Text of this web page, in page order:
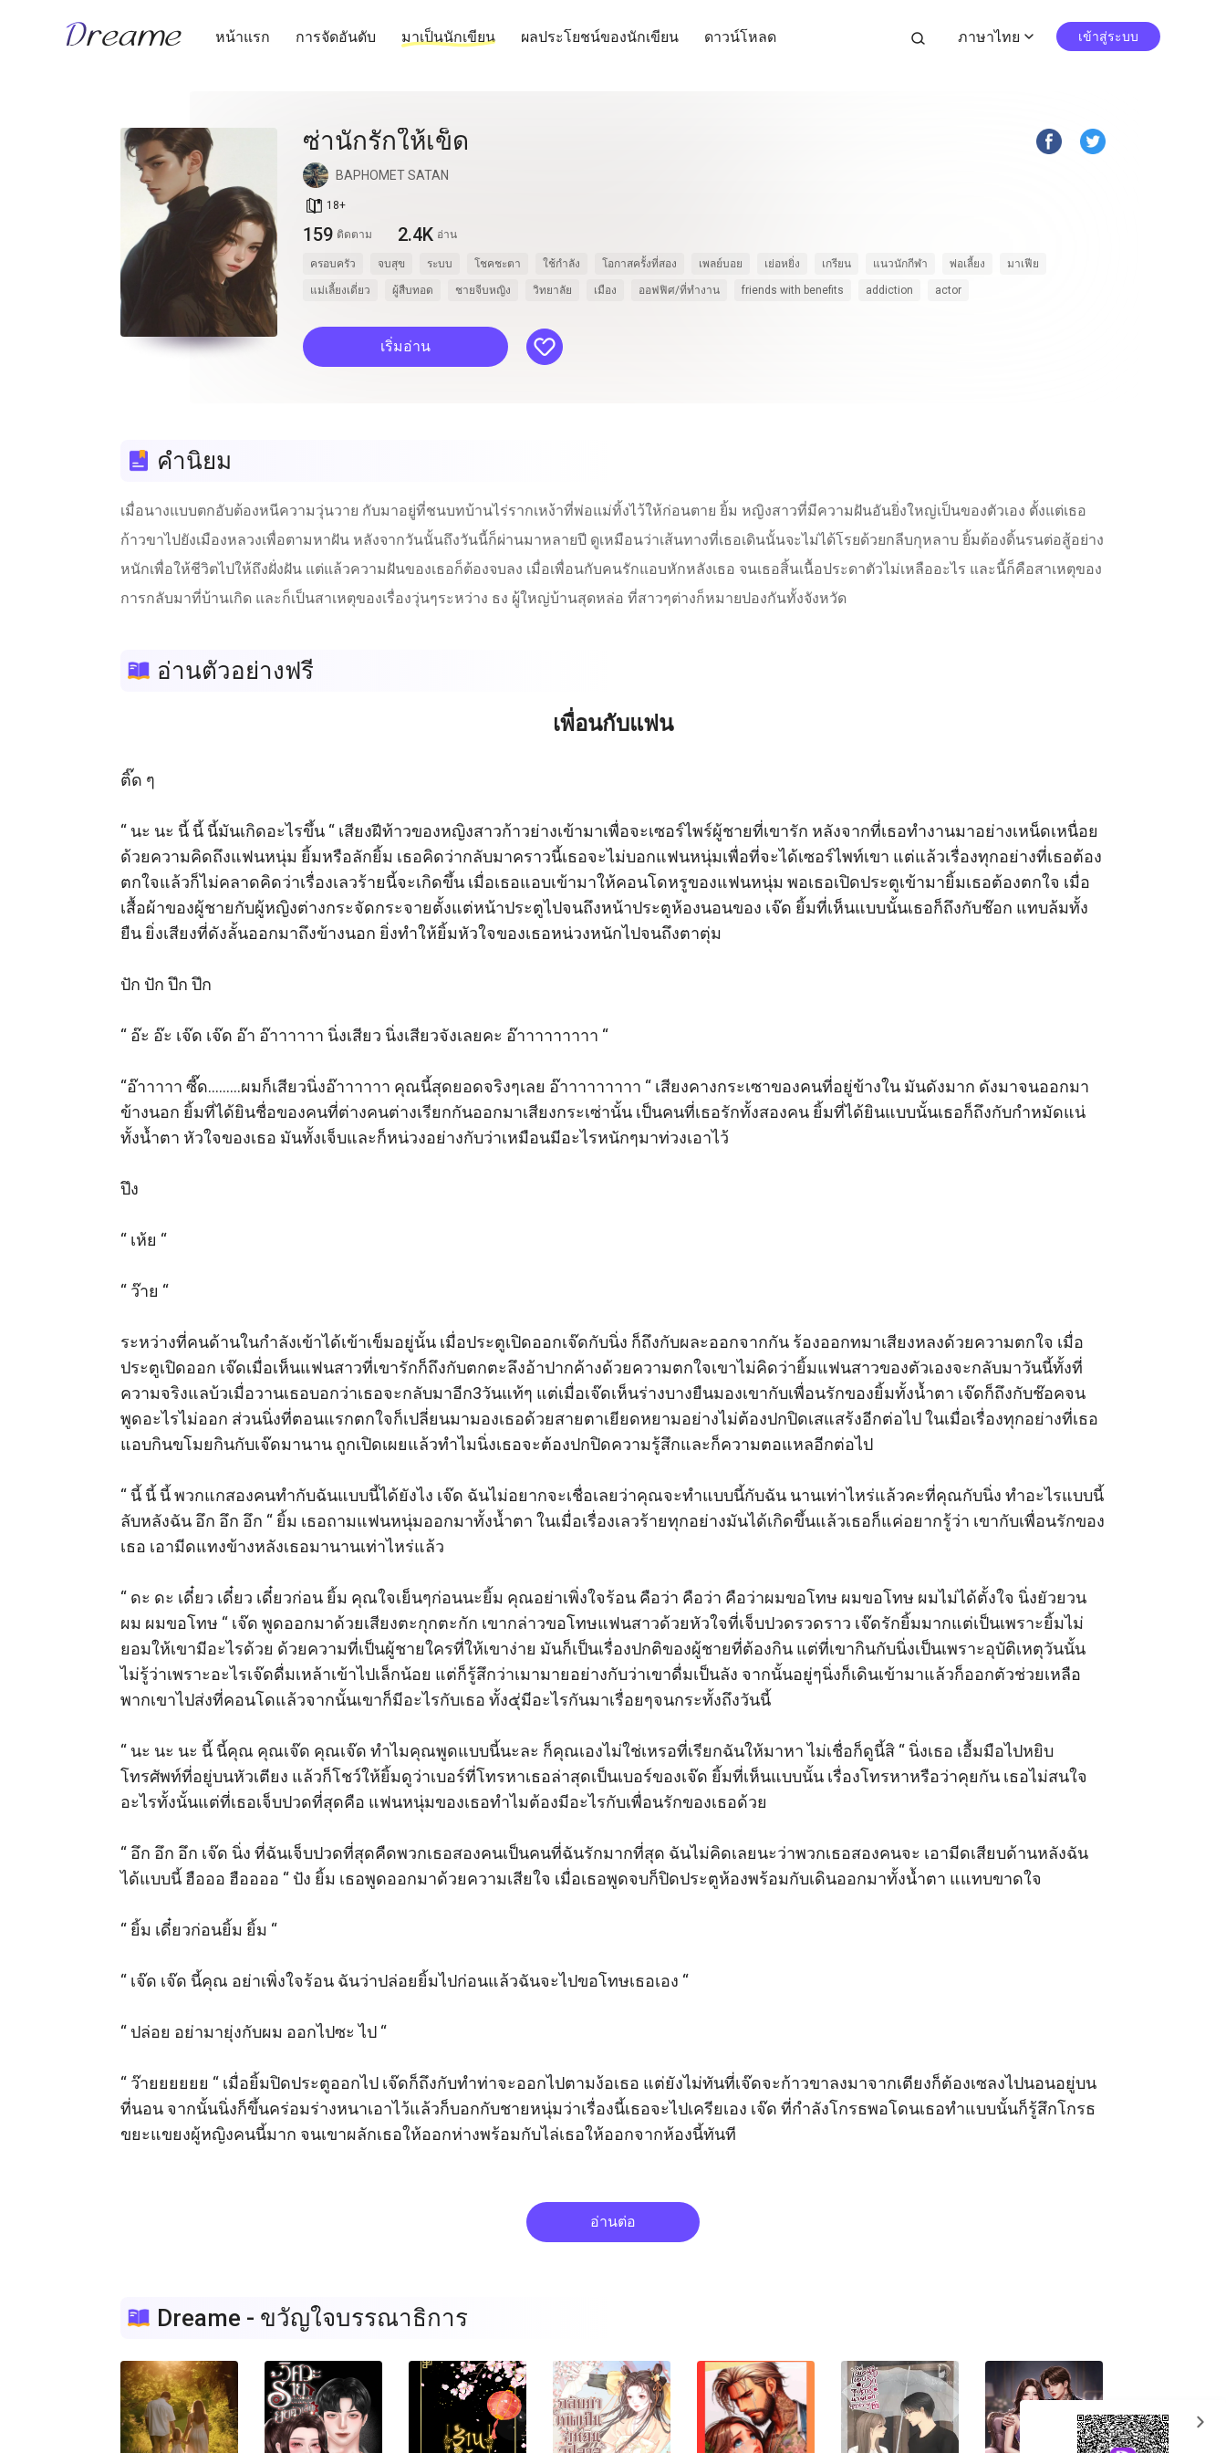
หน้าแรก การจัดอันดับ มาเป็นนักเขียน ผลประโยชน์ของนักเขียน ดาวน์โหลด search ภาษาไทย expand_more เข้าสู่ระบบ
ซ่านักรักให้เข็ด
BAPHOMET SATAN
book_age 18+
159 ติดตาม 2.4K อ่าน
ครอบครัว จบสุข ระบบ โชคชะตา ใช้กำลัง โอกาสครั้งที่สอง เพลย์บอย เย่อหยิ่ง เกรียน แนวนักกีฬา พ่อเลี้ยง มาเฟีย
แม่เลี้ยงเดี่ยว ผู้สืบทอด ชายจีบหญิง วิทยาลัย เมือง ออฟฟิศ/ที่ทำงาน friends with benefits addiction actor
เริ่มอ่าน like
คำนิยม
เมื่อนางแบบตกอับต้องหนีความวุ่นวาย​ กับมาอยู่ที่ชนบท​บ้านไร่รากเหง้าที่พ่อแม่ทิ้งไว้ให้ก่อนตาย​ ยิ้ม​ หญิงสาวที่มีความฝันอันยิ่งใหญ่เป็นของตัวเอง​ ตั้งแต่เธอ
ก้าวขาไปยังเมืองหลวงเพื่อตามหาฝัน​ หลังจากวันนั้นถึงวันนี้ก็ผ่านมาหลายปี​ ดูเหมือนว่าเส้นทางที่เธอเดินนั้นจะไม่ได้โรยด้วยกลีบกุหลาบ​ ยิ้มต้องดิ้นรนต่อสู้อย่าง
หนักเพื่อให้ชีวิตไปให้ถึงฝั่งฝัน​ แต่แล้วความฝันของเธอก็ต้องจบลง​ เมื่อเพื่อนกับคนรักแอบหักหลังเธอ​ จนเธอสิ้นเนื้อประดาตัวไม่เหลืออะไร​ และนี้ก็คือสาเหตุของ
การกลับมาที่บ้านเกิด​ และก็เป็นสาเหตุของเรื่องวุ่นๆระหว่าง​ ธง​ ผู้ใหญ่บ้านสุดหล่อ​ ที่สาวๆต่างก็หมายปองกันทั้งจังหวัด
อ่านตัวอย่างฟรี
เพื่อนกับแฟน
ติ๊ด ๆ
“ นะ นะ นี้ นี้ นี้มันเกิดอะไรขึ้น “ เสียงฝีท้าวของหญิงสาวก้าวย่างเข้ามาเพื่อจะเซอร์ไพร์ผู้ชายที่เขารัก หลังจากที่เธอทำงานมาอย่างเหน็ดเหนื่อย
ด้วยความคิดถึงแฟนหนุ่ม ยิ้มหรือลักยิ้ม เธอคิดว่ากลับมาคราวนี้เธอจะไม่บอกแฟนหนุ่มเพื่อที่จะได้เซอร์ไพท์เขา แต่แล้วเรื่องทุกอย่างที่เธอต้อง
ตกใจแล้วก็ไม่คลาดคิดว่าเรื่องเลวร้ายนี้จะเกิดขึ้น เมื่อเธอแอบเข้ามาให้คอนโดหรูของแฟนหนุ่ม พอเธอเปิดประตูเข้ามายิ้มเธอต้องตกใจ เมื่อ
เสื้อผ้าของผู้ชายกับผู้หญิงต่างกระจัดกระจายตั้งแต่หน้าประตูไปจนถึงหน้าประตูห้องนอนของ เจ๊ด ยิ้มที่เห็นแบบนั้นเธอก็ถึงกับช๊อก แทบล้มทั้ง
ยืน ยิ่งเสียงที่ดังลั้นออกมาถึงข้างนอก ยิ่งทำให้ยิ้มหัวใจของเธอหน่วงหนักไปจนถึงตาตุ่ม
ปัก ปัก ปึก ปึก
“ อ๊ะ อ๊ะ เจ๊ด เจ๊ด อ๊า อ๊าาาาาา นิ่งเสียว นิ่งเสียวจังเลยคะ อ๊าาาาาาาาา “
“อ๊าาาาา ซี๊ด………ผมก็เสียวนิ่งอ๊าาาาาา คุณนี้สุดยอดจริงๆเลย อ๊าาาาาาาาา “ เสียงคางกระเซาของคนที่อยู่ข้างใน มันดังมาก ดังมาจนออกมา
ข้างนอก ยิ้มที่ได้ยินชื่อของคนที่ต่างคนต่างเรียกกันออกมาเสียงกระเซ่านั้น เป็นคนที่เธอรักทั้งสองคน ยิ้มที่ได้ยินแบบนั้นเธอก็ถึงกับกำหมัดแน่
ทั้งน้ำตา หัวใจของเธอ มันทั้งเจ็บและก็หน่วงอย่างกับว่าเหมือนมีอะไรหนักๆมาท่วงเอาไว้
ปึง
“ เห้ย “
“ ว๊าย “
ระหว่างที่คนด้านในกำลังเข้าได้เข้าเข็มอยู่นั้น เมื่อประตูเปิดออกเจ๊ดกับนิ่ง ก็ถึงกับผละออกจากกัน ร้องออกทมาเสียงหลงด้วยความตกใจ เมื่อ
ประตูเปิดออก เจ๊ดเมื่อเห็นแฟนสาวที่เขารักก็ถึงกับตกตะลึงอ้าปากค้างด้วยความตกใจเขาไม่คิดว่ายิ้มแฟนสาวของตัวเองจะกลับมาวันนี้ทั้งที่
ความจริงแลบ้วเมื่อวานเธอบอกว่าเธอจะกลับมาอีก3วันแท้ๆ แต่เมื่อเจ๊ดเห็นร่างบางยืนมองเขากับเพื่อนรักของยิ้มทั้งน้ำตา เจ๊ดก็ถึงกับช๊อคจน
พูดอะไรไม่ออก ส่วนนิ่งที่ตอนแรกตกใจก็เปลี่ยนมามองเธอด้วยสายตาเยียดหยามอย่างไม่ต้องปกปิดเสแสร้งอีกต่อไป ในเมื่อเรื่องทุกอย่างที่เธอ
แอบกินขโมยกินกับเจ๊ดมานาน ถูกเปิดเผยแล้วทำไมนิ่งเธอจะต้องปกปิดความรู้สึกและก็ความตอแหลอีกต่อไป
“ นี้ นี้ นี้ พวกแกสองคนทำกับฉันแบบนี้ได้ยังไง เจ๊ด ฉันไม่อยากจะเชื่อเลยว่าคุณจะทำแบบนี้กับฉัน นานเท่าไหร่แล้วคะที่คุณกับนิ่ง ทำอะไรแบบนี้
ลับหลังฉัน อึก อึก อึก “ ยิ้ม เธอถามแฟนหนุ่มออกมาทั้งน้ำตา ในเมื่อเรื่องเลวร้ายทุกอย่างมันได้เกิดขึ้นแล้วเธอก็แค่อยากรู้ว่า เขากับเพื่อนรักของ
เธอ เอามีดแทงข้างหลังเธอมานานเท่าไหร่แล้ว
“ ดะ ดะ เดี๋ยว เดี๋ยว เดี๋ยวก่อน ยิ้ม คุณใจเย็นๆก่อนนะยิ้ม คุณอย่าเพิ่งใจร้อน คือว่า คือว่า คือว่าผมขอโทษ ผมขอโทษ ผมไม่ได้ตั้งใจ นิ่งยัวยวน
ผม ผมขอโทษ “ เจ๊ด พูดออกมาด้วยเสียงตะกุกตะกัก เขากล่าวขอโทษแฟนสาวด้วยหัวใจที่เจ็บปวดรวดราว เจ๊ดรักยิ้มมากแต่เป็นเพราะยิ้มไม่
ยอมให้เขามีอะไรด้วย ด้วยความที่เป็นผู้ชายใครที่ให้เขาง่าย มันก็เป็นเรื่องปกติของผู้ชายที่ต้องกิน แต่ที่เขากินกับนิ่งเป็นเพราะอุบัติเหตุวันนั้น
ไม่รู้ว่าเพราะอะไรเจ๊ดดื่มเหล้าเข้าไปเล็กน้อย แต่ก็รู้สึกว่าเมามายอย่างกับว่าเขาดื่มเป็นลัง จากนั้นอยู่ๆนิ่งก็เดินเข้ามาแล้วก็ออกตัวช่วยเหลือ
พากเขาไปส่งที่คอนโดแล้วจากนั้นเขาก็มีอะไรกับเธอ ทั้ง๕ุ่มีอะไรกันมาเรื่อยๆจนกระทั้งถึงวันนี้
“ นะ นะ นะ นี้ นี้คุณ คุณเจ๊ด คุณเจ๊ด ทำไมคุณพูดแบบนี้นะละ ก็คุณเองไม่ใช่เหรอที่เรียกฉันให้มาหา ไม่เชื่อก็ดูนี้สิ “ นิ่งเธอ เอื้มมือไปหยิบ
โทรศัพท์ที่อยู่บนหัวเตียง แล้วก็โชว์ให้ยิ้มดูว่าเบอร์ที่โทรหาเธอล่าสุดเป็นเบอร์ของเจ๊ด ยิ้มที่เห็นแบบนั้น เรื่องโทรหาหรือว่าคุยกัน เธอไม่สนใจ
อะไรทั้งนั้นแต่ที่เธอเจ็บปวดที่สุดคือ แฟนหนุ่มของเธอทำไมต้องมีอะไรกับเพื่อนรักของเธอด้วย
“ อึก อึก อึก เจ๊ด นิ่ง ที่ฉันเจ็บปวดที่สุดคืดพวกเธอสองคนเป็นคนที่ฉันรักมากที่สุด ฉันไม่คิดเลยนะว่าพวกเธอสองคนจะ เอามีดเสียบด้านหลังฉัน
ได้แบบนี้ ฮือออ ฮืออออ “ ปัง ยิ้ม เธอพูดออกมาด้วยความเสียใจ เมื่อเธอพูดจบก็ปิดประตูห้องพร้อมกับเดินออกมาทั้งน้ำตา แแทบขาดใจ
“ ยิ้ม เดี๋ยวก่อนยิ้ม ยิ้ม “
“ เจ๊ด เจ๊ด นี้คุณ อย่าเพิ่งใจร้อน ฉันว่าปล่อยยิ้มไปก่อนแล้วฉันจะไปขอโทษเธอเอง “
“ ปล่อย อย่ามายุ่งกับผม ออกไปซะ ไป “
“ ว๊ายยยยยย “ เมื่อยิ้มปิดประตูออกไป เจ๊ดก็ถึงกับทำท่าจะออกไปตามง้อเธอ แต่ยังไม่ทันที่เจ๊ดจะก้าวขาลงมาจากเตียงก็ต้องเซลงไปนอนอยู่บน
ที่นอน จากนั้นนิ่งก็ขึ้นคร่อมร่างหนาเอาไว้แล้วก็บอกกับชายหนุ่มว่าเรื่องนี้เธอจะไปเครียเอง เจ๊ด ที่กำลังโกรธพอโดนเธอทำแบบนั้นก็รู้สึกโกรธ
ขยะแขยงผู้หญิงคนนี้มาก จนเขาผลักเธอให้ออกห่างพร้อมกับไล่เธอให้ออกจากห้องนี้ทันที
อ่านต่อ
Dreame - ขวัญใจบรรณาธิการ
expand_more